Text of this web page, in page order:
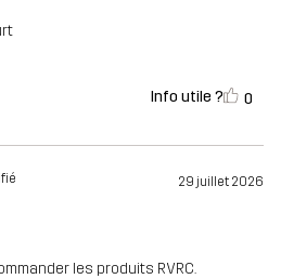
Info utile ? 0
29 juillet 2026
les produits RVRC.